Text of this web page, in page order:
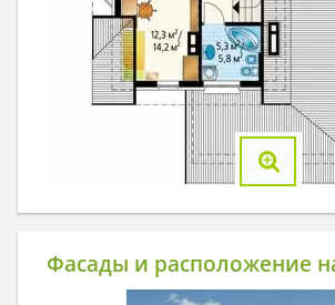
Фасады и расположение